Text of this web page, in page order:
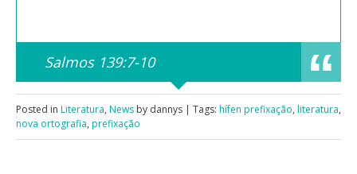
Salmos 139:7-10
Posted in Literatura, News by dannys | Tags: hífen prefixação, literatura,
nova ortografia, prefixação